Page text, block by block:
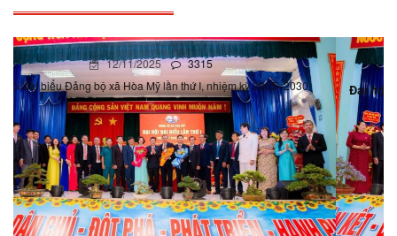
12/11/2025 0
Đại hội đại biểu Đảng bộ xã Hòa Mỹ lần thứ I, nhiệm kỳ 2025-
2030